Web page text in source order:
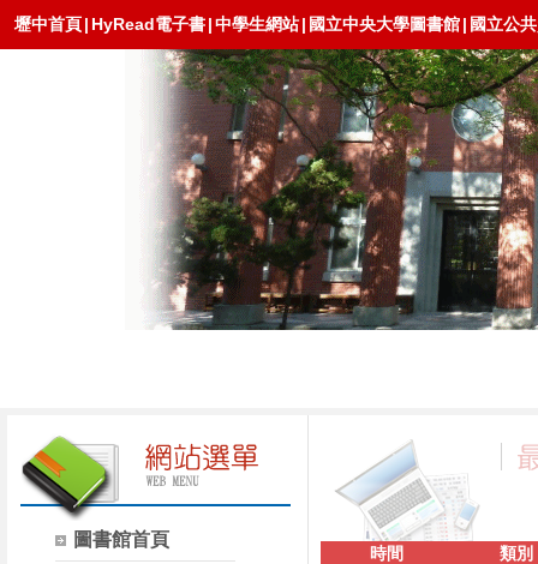
壢中首頁| HyRead電子書|中學生網站| 國立中央大學圖書館| 國立公
圖書館首頁
時間 類別